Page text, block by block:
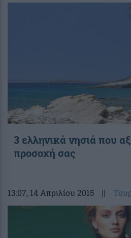
3 ελληνικά νησιά που
προσοχή σας
13:07, 14 Απριλίου 2015 ||